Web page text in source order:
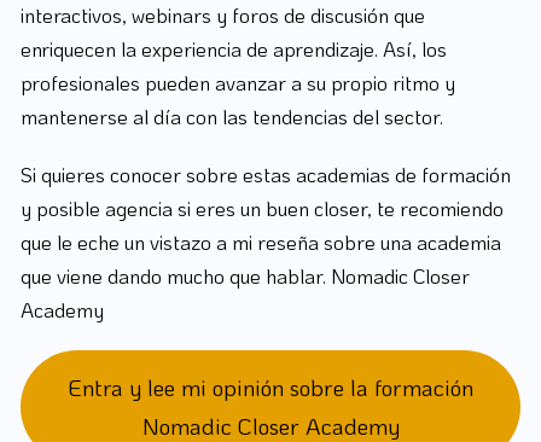
interactivos, webinars y foros de discusión que
enriquecen la experiencia de aprendizaje. Así, los
profesionales pueden avanzar a su propio ritmo y
mantenerse al día con las tendencias del sector.
Si quieres conocer sobre estas academias de formación
y posible agencia si eres un buen closer, te recomiendo
que le eche un vistazo a mi reseña sobre una academia
que viene dando mucho que hablar. Nomadic Closer
Academy
Entra y lee mi opinión sobre la formación
Nomadic Closer Academy